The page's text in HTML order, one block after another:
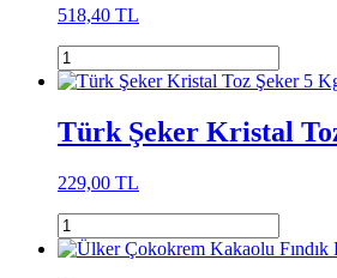
518,40 TL
Türk Şeker Kristal
229,00 TL